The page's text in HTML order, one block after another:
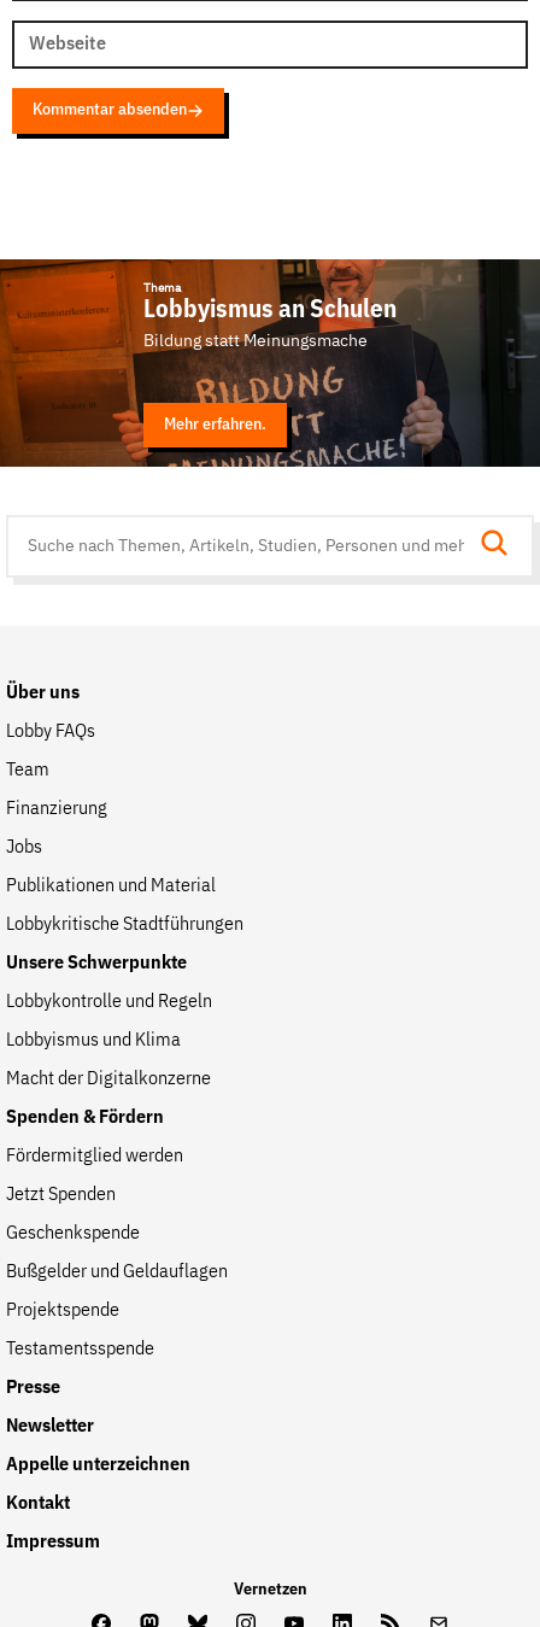
Webseite
Kommentar absenden
Thema
Lobbyismus an Schulen
Bildung statt Meinungsmache
Mehr erfahren.
Über uns
Lobby FAQs
Team
Finanzierung
Jobs
Publikationen und Material
Lobbykritische Stadtführungen
Unsere Schwerpunkte
Lobbykontrolle und Regeln
Lobbyismus und Klima
Macht der Digitalkonzerne
Spenden & Fördern
Fördermitglied werden
Jetzt Spenden
Geschenkspende
Bußgelder und Geldauflagen
Projektspende
Testamentsspende
Presse
Newsletter
Appelle unterzeichnen
Kontakt
Impressum
Vernetzen